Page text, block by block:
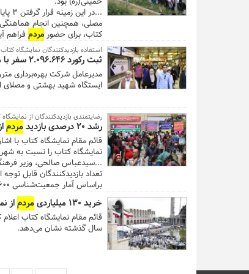
مکارم سرپرست شهرداری
حسن مومنی‌شریف رییس حوزه
کنار سایرمردماز سی و یکمینمصلی، همچنین انجام
کتاب، برای حضورمردم فراهم
نمایشگاه پرمخاطب‌ترین و از
...
استفاده بازدیدکنندگان نمایشگاه کتاب از مترو
ثبت رکورد ۲.۰۹۶.۶۴۶ سفر با مترو
مدیرعامل شرکت بهره‌برداری
ایستگاه شهید بهشتی و مصلای امام خمینی(ه)، افزایش
رضایتمندی بازدیدکنندگان از
رشد ۲۰ درصدی بازدید مردم
قائم مقام نمایشگاه کتاب با
نمایشگاه کتاب را نسبت به
...سیدعباس صالحی، وزیر
تعداد بازدیدکنندگان قابل
چنین تجمعی را تجربه می‌کند.
صربستان به عنوان میهمان ویژه و تونس
خرید ۱۳۰ میلیاردی مردماز
قائم مقام نمایشگاه کتاب
سال گذشته نشان می‌دهد.